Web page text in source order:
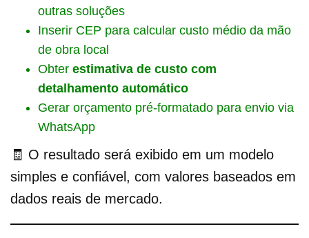
outras soluções
Inserir CEP para calcular custo médio da mão
de obra local
Obter estimativa de custo com
detalhamento automático
Gerar orçamento pré-formatado para envio via
WhatsApp
🧾 O resultado será exibido em um modelo
simples e confiável, com valores baseados em
dados reais de mercado.